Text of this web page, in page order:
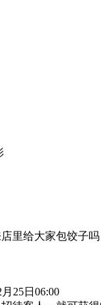
里给大家包饺子
25日06:00